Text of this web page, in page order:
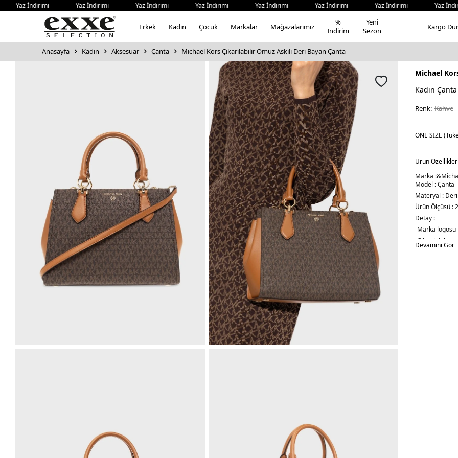
İndirimi - Yaz İndirimi - Yaz İndirimi - Yaz İndirimi - Yaz İndirimi - Yaz İndirimi - Yaz İndirimi - Yaz
Erkek Kadın Çocuk Markalar Mağazalarımız
%
İndirim
Yeni
Sezon
Kargo
Anasayfa Kadın Aksesuar Çanta Michael Kors Çıkarılabilir Omuz Askılı Deri Bayan Çanta
Michael
Kadın Çanta
Renk: kahve
Ürün Özellikleri
Marka :&
Model :Çanta
Materyal : Deri
Ürün Ölçüsü :
Detay :
-Marka logosu
-Çıkarılabilir
-Maksimum
Devamını Gör